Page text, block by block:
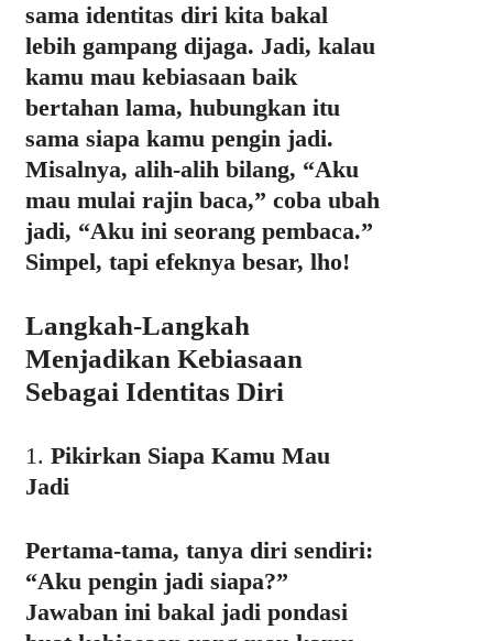
sama identitas diri kita bakal
lebih gampang dijaga. Jadi, kalau
kamu mau kebiasaan baik
bertahan lama, hubungkan itu
sama siapa kamu pengin jadi.
Misalnya, alih-alih bilang, “Aku
mau mulai rajin baca,” coba ubah
jadi, “Aku ini seorang pembaca.”
Simpel, tapi efeknya besar, lho!
Langkah-Langkah
Menjadikan Kebiasaan
Sebagai Identitas Diri
1. Pikirkan Siapa Kamu Mau
Jadi
Pertama-tama, tanya diri sendiri:
“Aku pengin jadi siapa?”
Jawaban ini bakal jadi pondasi